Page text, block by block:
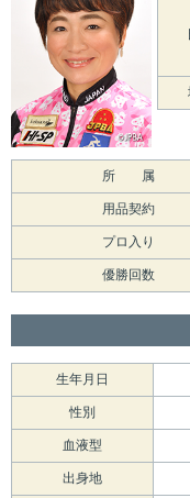
所 属
用品契約
プロ入り
優勝回数
生年月日
性別
血液型
出身地